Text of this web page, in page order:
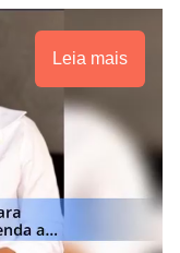
Leia mais